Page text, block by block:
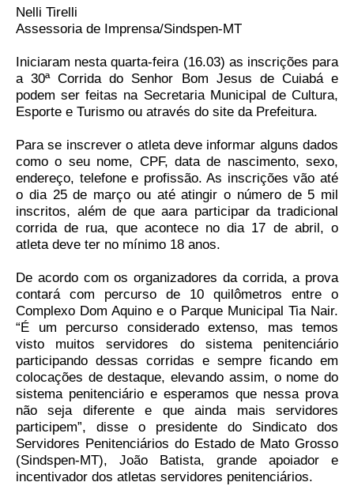
Tabela Salarial do Sistema Penitenciário
Serviços prestados pelo Sindicato dos
Servidores Penitenciários de Mato Grosso
Filie-se
Notícias Gerais
Artigos
Esportes
Nota de Falecimento
Notícias
Pautas Nacionais
Convênios
Fale Conosco
Permutas Disponíveis
Área do Filiado
Regimento interno do Sindsppen
Nelli Tirelli
Assessoria de Imprensa/Sindspen-MT
Iniciaram nesta quarta-feira (16.03) as inscrições para
a 30ª Corrida do Senhor Bom Jesus de Cuiabá e
podem ser feitas na Secretaria Municipal de Cultura,
Esporte e Turismo ou através do site da Prefeitura.
Para se inscrever o atleta deve informar alguns dados
como o seu nome, CPF, data de nascimento, sexo,
endereço, telefone e profissão. As inscrições vão até
o dia 25 de março ou até atingir o número de 5 mil
inscritos, além de que aara participar da tradicional
corrida de rua, que acontece no dia 17 de abril, o
atleta deve ter no mínimo 18 anos.
De acordo com os organizadores da corrida, a prova
contará com percurso de 10 quilômetros entre o
Complexo Dom Aquino e o Parque Municipal Tia Nair.
“É um percurso considerado extenso, mas temos
visto muitos servidores do sistema penitenciário
participando dessas corridas e sempre ficando em
colocações de destaque, elevando assim, o nome do
sistema penitenciário e esperamos que nessa prova
não seja diferente e que ainda mais servidores
participem”, disse o presidente do Sindicato dos
Servidores Penitenciários do Estado de Mato Grosso
(Sindspen-MT), João Batista, grande apoiador e
incentivador dos atletas servidores penitenciários.